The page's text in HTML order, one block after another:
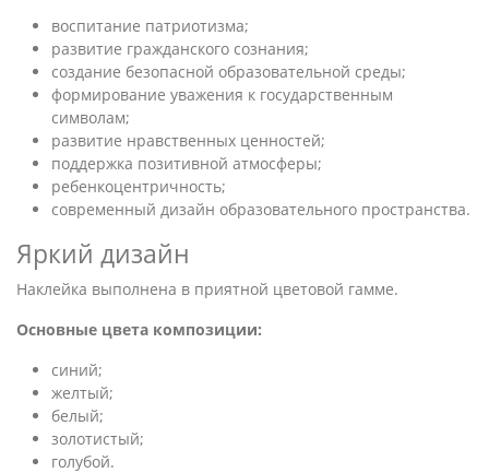
воспитание патриотизма;
развитие гражданского сознания;
создание безопасной образовательной среды;
формирование уважения к государственным
символам;
развитие нравственных ценностей;
поддержка позитивной атмосферы;
ребенкоцентричность;
современный дизайн образовательного пространства.
Яркий дизайн
Наклейка выполнена в приятной цветовой гамме.
Основные цвета композиции:
синий;
желтый;
белый;
золотистый;
голубой.